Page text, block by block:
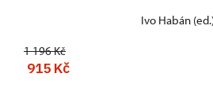
Ivo Habán
1 196 Kč
915 Kč